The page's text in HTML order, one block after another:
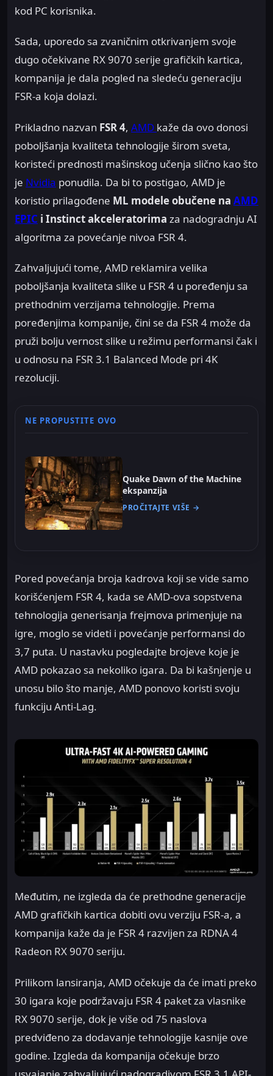
kod PC korisnika.
Sada, uporedo sa zvaničnim otkrivanjem svoje
dugo očekivane RX 9070 serije grafičkih kartica,
kompanija je dala pogled na sledeću generaciju
FSR-a koja dolazi.
Prikladno nazvan FSR 4, AMD kaže da ovo donosi
poboljšanja kvaliteta tehnologije širom sveta,
koristeći prednosti mašinskog učenja slično kao što
je Nvidia ponudila. Da bi to postigao, AMD je
koristio prilagođene ML modele obučene na AMD
EPIC i Instinct akceleratorima za nadogradnju AI
algoritma za povećanje nivoa FSR 4.
Zahvaljujući tome, AMD reklamira velika
poboljšanja kvaliteta slike u FSR 4 u poređenju sa
prethodnim verzijama tehnologije. Prema
poređenjima kompanije, čini se da FSR 4 može da
pruži bolju vernost slike u režimu performansi čak i
u odnosu na FSR 3.1 Balanced Mode pri 4K
rezoluciji.
NE PROPUSTITE OVO
Quake Dawn of the Machine
ekspanzija
PROČITAJTE VIŠE →
Pored povećanja broja kadrova koji se vide samo
korišćenjem FSR 4, kada se AMD-ova sopstvena
tehnologija generisanja frejmova primenjuje na
igre, moglo se videti i povećanje performansi do
3,7 puta. U nastavku pogledajte brojeve koje je
AMD pokazao sa nekoliko igara. Da bi kašnjenje u
unosu bilo što manje, AMD ponovo koristi svoju
funkciju Anti-Lag.
Međutim, ne izgleda da će prethodne generacije
AMD grafičkih kartica dobiti ovu verziju FSR-a, a
kompanija kaže da je FSR 4 razvijen za RDNA 4
Radeon RX 9070 seriju.
Prilikom lansiranja, AMD očekuje da će imati preko
30 igara koje podržavaju FSR 4 paket za vlasnike
RX 9070 serije, dok je više od 75 naslova
predviđeno za dodavanje tehnologije kasnije ove
godine. Izgleda da kompanija očekuje brzo